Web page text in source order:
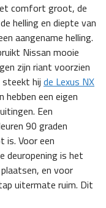
comfort groot, de
helling en diepte van
aangename helling.
Nissan mooie
zijn riant voorzien
steekt hij de Lexus NX
een eigen
Een
90 graden
is. Voor een
deuropening is het
en voor
uitermate ruim. Dit